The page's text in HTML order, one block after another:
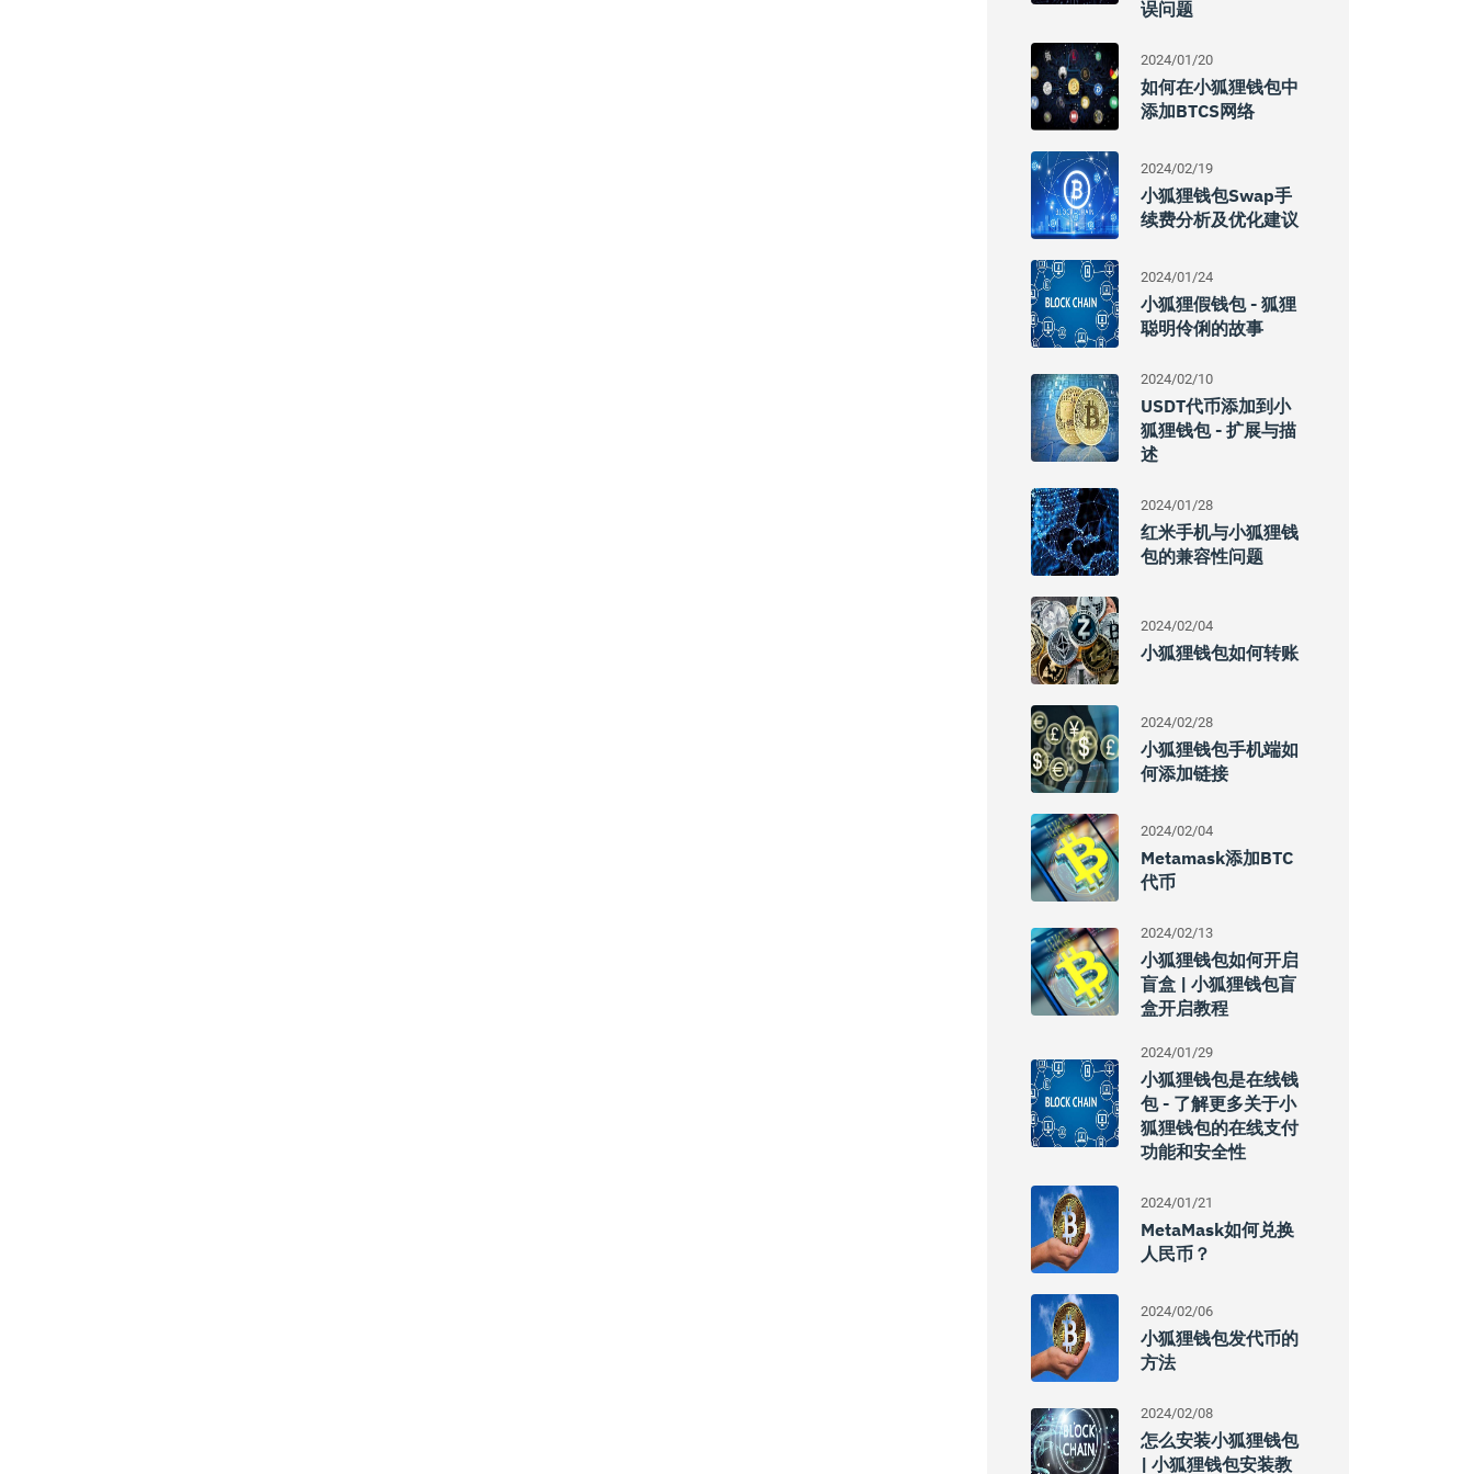
误问题
2024/01/20
如何在小狐狸钱包中
添加BTCS网络
2024/02/19
小狐狸钱包swap手
续费分析及优化建议
2024/01/24
小狐狸假钱包 - 狐狸
聪明伶俐的故事
2024/02/10
USDT代币添加到小
狐狸钱包 - 扩展与描
述
2024/01/28
红米手机与小狐狸钱
包的兼容性问题
2024/02/04
小狐狸钱包如何转账
2024/02/28
小狐狸钱包手机端如
何添加链接
2024/02/04
Metamask添加BTC
代币
2024/02/13
小狐狸钱包如何开启
盲盒 | 小狐狸钱包盲
盒开启教程
2024/01/29
小狐狸钱包是在线钱
包 - 了解更多关于小
狐狸钱包的在线支付
功能和安全性
2024/01/21
MetaMask如何兑换
人民币？
2024/02/06
小狐狸钱包发代币的
方法
2024/02/08
怎么安装小狐狸钱包
| 小狐狸钱包安装教